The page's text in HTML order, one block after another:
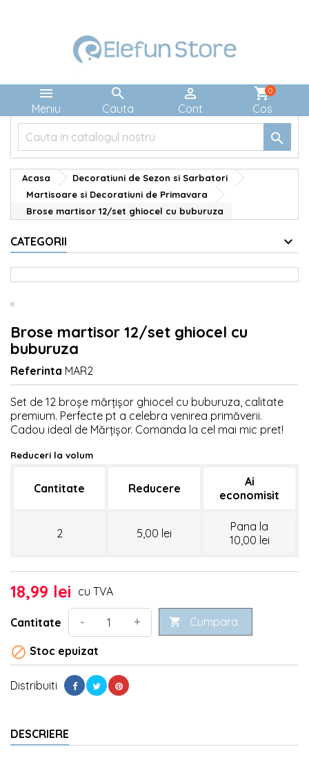

Meniu

Cauta

Cont
shopping_cart
Cos
0

Acasa
Decoratiuni de Sezon si Sarbatori
Martisoare si Decoratiuni de Primavara
Brose martisor 12/set ghiocel cu buburuza
CATEGORII
Brose martisor 12/set ghiocel cu
buburuza
Referinta MAR2
Set de 12 broșe mărțișor ghiocel cu buburuza, calitate
premium. Perfecte pt a celebra venirea primăverii.
Cadou ideal de Mărțișor. Comanda la cel mai mic pret!
Reduceri la volum
Cantitate Reducere
Ai
economisit
2 5,00 lei
Pana la
10,00 lei
18,99 lei cu TVA
Cantitate - +  Cumpara
 Stoc epuizat
Distribuiti
DESCRIERE